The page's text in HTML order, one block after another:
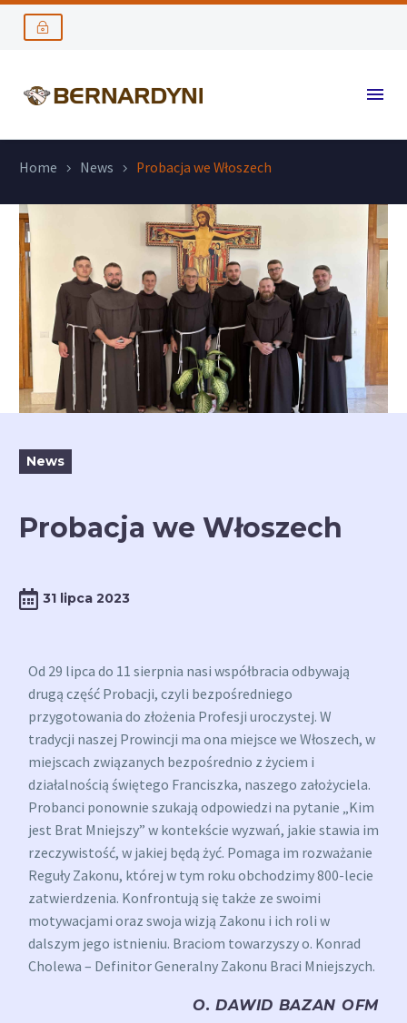
Home News Probacja we Włoszech
News
Probacja we Włoszech
31 lipca 2023
Od 29 lipca do 11 sierpnia nasi współbracia odbywają
drugą część Probacji, czyli bezpośredniego
przygotowania do złożenia Profesji uroczystej. W
tradycji naszej Prowincji ma ona miejsce we Włoszech, w
miejscach związanych bezpośrednio z życiem i
działalnością świętego Franciszka, naszego założyciela.
Probanci ponownie szukają odpowiedzi na pytanie „Kim
jest Brat Mniejszy” w kontekście wyzwań, jakie stawia im
rzeczywistość, w jakiej będą żyć. Pomaga im rozważanie
Reguły Zakonu, której w tym roku obchodzimy 800-lecie
zatwierdzenia. Konfrontują się także ze swoimi
motywacjami oraz swoja wizją Zakonu i ich roli w
dalszym jego istnieniu. Braciom towarzyszy o. Konrad
Cholewa – Definitor Generalny Zakonu Braci Mniejszych.
O. DAWID BAZAN OFM